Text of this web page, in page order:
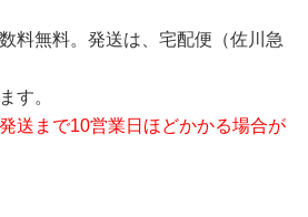
料無料。発送は、宅配便（佐川急
す。
送まで10営業日ほどかかる場合が